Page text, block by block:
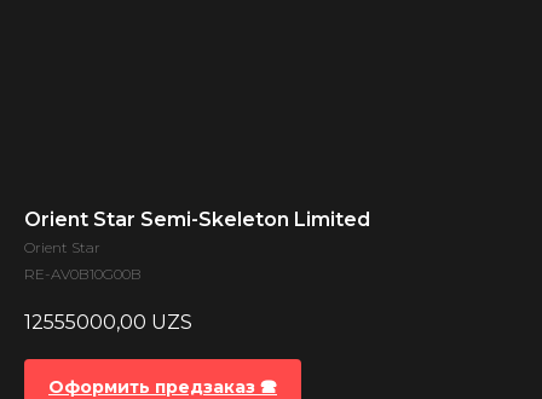
Orient Star Semi-Skeleton Limited
Orient Star
RE-AV0B10G00B
12555000,00 UZS
Оформить предзаказ 🕿